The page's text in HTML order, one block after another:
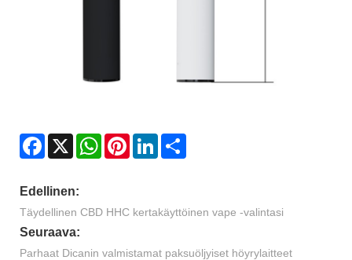
Facebook
X WhatsAppPinterestLinkedIn
Edellinen:
Täydellinen CBD HHC kertakäyttöinen vape -valintasi
Seuraava:
Parhaat Dicanin valmistamat paksuöljyiset höyrylaitteet